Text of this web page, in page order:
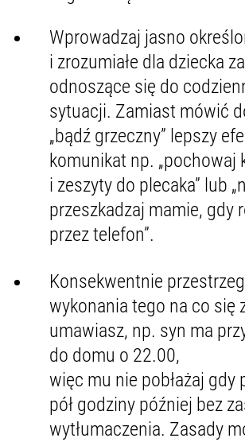
Wprowadzaj jasno
i zrozumiałe dla dziecka
odnoszące się do
sytuacji. Zamiast mówić
„bądź grzeczny” lepszy
komunikat np. „pochowaj
i zeszyty do plecaka” lub
przeszkadzaj mamie, gdy
przez telefon”.
Konsekwentnie
wykonania tego na co się
umawiasz, np. syn ma
do domu o 22.00,
więc mu nie pobłażaj gdy
pół godziny później bez
wytłumaczenia. Zasady